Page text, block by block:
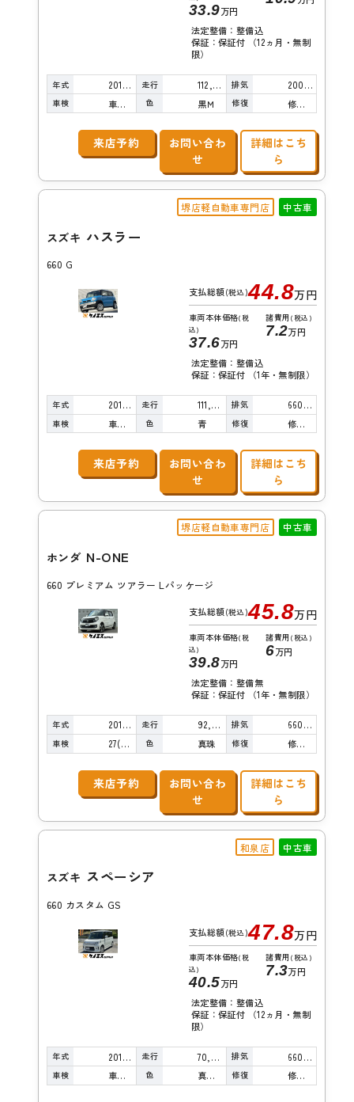
33.9万円
法定整備：整備込
保証：保証付 （12ヵ月・無制
限）
年式 2014年 走行 112,000km 排気 2000cc
車検 車検整備付 色 黒Ｍ 修復 修復歴無し
来店予約
お問い合わ
せ
詳細はこち
ら
堺店軽自動車専門店 中古車
スズキ ハスラー
660 G
支払総額(税込)44.8万円
車両本体価格(税
込)
37.6万円
諸費用 (税込)
7.2万円
法定整備：整備込
保証：保証付 （1年・無制限）
年式 2014年 走行 111,000km 排気 660cc
車検 車検整備付 色 青 修復 修復歴無し
来店予約
お問い合わ
せ
詳細はこち
ら
堺店軽自動車専門店 中古車
ホンダ N-ONE
660 プレミアム ツアラー Lパッケージ
支払総額(税込)45.8万円
車両本体価格(税
込)
39.8万円
諸費用 (税込)
6万円
法定整備：整備無
保証：保証付 （1年・無制限）
年式 2013年 走行 92,000km 排気 660cc
車検 27(R9)/03 色 真珠 修復 修復歴無し
来店予約
お問い合わ
せ
詳細はこち
ら
和泉店 中古車
スズキ スペーシア
660 カスタム GS
支払総額(税込)47.8万円
車両本体価格(税
込)
40.5万円
諸費用 (税込)
7.3万円
法定整備：整備込
保証：保証付 （12ヵ月・無制
限）
年式 2015年 走行 70,000km 排気 660cc
車検 車検整備付 色 真珠白 修復 修復歴無し